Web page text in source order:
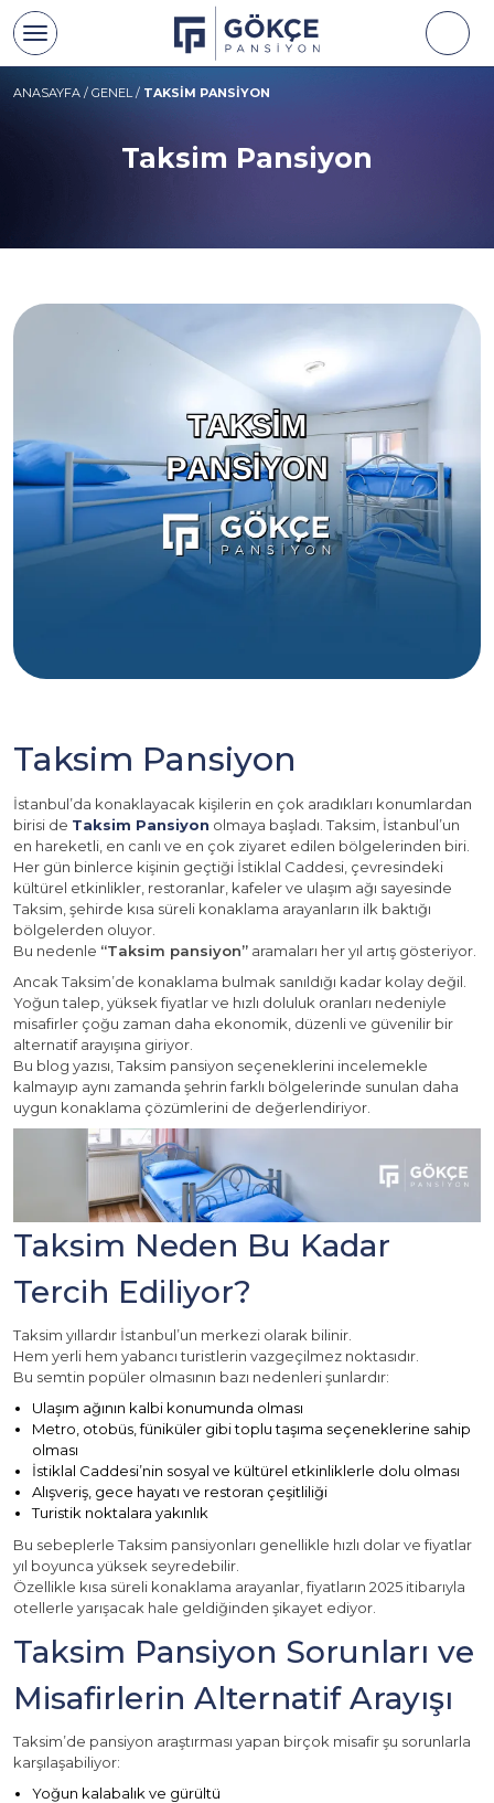
ANASAYFA / GENEL/ TAKSIM PANSIYON
Taksim Pansiyon
Taksim Pansiyon
İstanbul’da konaklayacak kişilerin en çok aradıkları konumlardan
birisi de Taksim Pansiyon olmaya başladı. Taksim, İstanbul’un
en hareketli, en canlı ve en çok ziyaret edilen bölgelerinden biri.
Her gün binlerce kişinin geçtiği İstiklal Caddesi, çevresindeki
kültürel etkinlikler, restoranlar, kafeler ve ulaşım ağı sayesinde
Taksim, şehirde kısa süreli konaklama arayanların ilk baktığı
bölgelerden oluyor.
Bu nedenle “Taksim pansiyon” aramaları her yıl artış gösteriyor.
Ancak Taksim’de konaklama bulmak sanıldığı kadar kolay değil.
Yoğun talep, yüksek fiyatlar ve hızlı doluluk oranları nedeniyle
misafirler çoğu zaman daha ekonomik, düzenli ve güvenilir bir
alternatif arayışına giriyor.
Bu blog yazısı, Taksim pansiyon seçeneklerini incelemekle
kalmayıp aynı zamanda şehrin farklı bölgelerinde sunulan daha
uygun konaklama çözümlerini de değerlendiriyor.
Taksim Neden Bu Kadar
Tercih Ediliyor?
Taksim yıllardır İstanbul’un merkezi olarak bilinir.
Hem yerli hem yabancı turistlerin vazgeçilmez noktasıdır.
Bu semtin popüler olmasının bazı nedenleri şunlardır:
Ulaşım ağının kalbi konumunda olması
Metro, otobüs, füniküler gibi toplu taşıma seçeneklerine sahip
olması
İstiklal Caddesi’nin sosyal ve kültürel etkinliklerle dolu olması
Alışveriş, gece hayatı ve restoran çeşitliliği
Turistik noktalara yakınlık
Bu sebeplerle Taksim pansiyonları genellikle hızlı dolar ve fiyatlar
yıl boyunca yüksek seyredebilir.
Özellikle kısa süreli konaklama arayanlar, fiyatların 2025 itibarıyla
otellerle yarışacak hale geldiğinden şikayet ediyor.
Taksim Pansiyon Sorunları ve
Misafirlerin Alternatif Arayışı
Taksim’de pansiyon araştırması yapan birçok misafir şu sorunlarla
karşılaşabiliyor:
Yoğun kalabalık ve gürültü